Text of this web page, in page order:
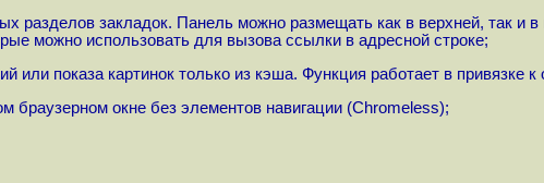
закладок. Панель можно размещать как в верхней, так и в
можно использовать для вызова ссылки в адресной строке;
или показа картинок только из кэша. Функция работает в привязке
браузерном окне без элементов навигации (Chromeless);